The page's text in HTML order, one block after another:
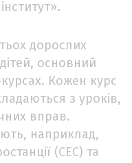
дорослих
дітей, основний
Кожен курс
з уроків,
вправ.
наприклад,
(СЕС) та